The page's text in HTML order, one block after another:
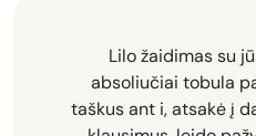
Lilo žaidimas su
absoliučiai tobula
taškus ant i, atsakė į